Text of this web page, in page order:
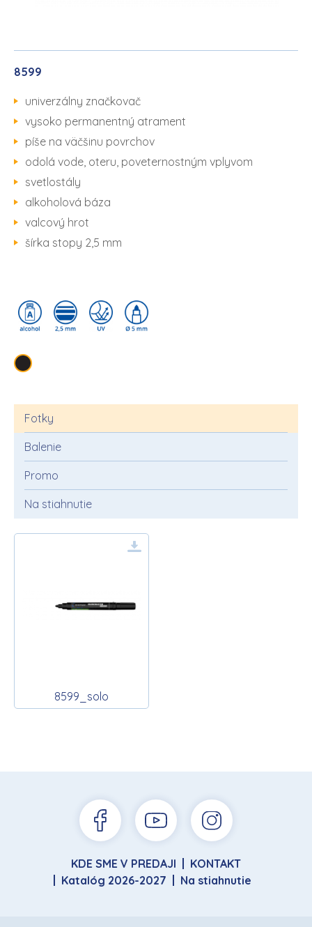
8599
univerzálny značkovač
vysoko permanentný atrament
píše na väčšinu povrchov
odolá vode, oteru, poveternostným vplyvom
svetlostály
alkoholová báza
valcový hrot
šírka stopy 2,5 mm
Fotky
Balenie
Promo
Na stiahnutie
8599_solo
KDE SME V PREDAJI
KONTAKT
Katalóg 2026-2027
Na stiahnutie